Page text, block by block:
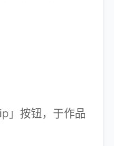
」按钮，于作品